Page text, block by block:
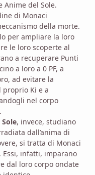
Anime del Sole.
di Monaci
della morte.
per ampliare la loro
le loro scoperte al
a recuperare Punti
a loro a 0 PF, a
ad evitare la
proprio Ki e a
nel corpo
, invece, studiano
dall’anima di
si tratta di Monaci
Essi, infatti, imparano
dal loro corpo ondate